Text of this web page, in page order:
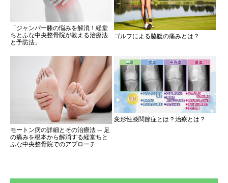
「ジャンパー膝の悩みを解消！経堂
ちとふな中央整骨院が教える治療法
と予防法」
ゴルフによる脇腹の痛みとは？
モートン病の詳細とその治療法 — 足
の痛みを根本から解消する経堂ちと
ふな中央整骨院でのアプローチ
変形性膝関節症とは？治療とは？